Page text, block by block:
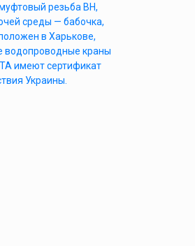
резьба ВН,
среды — бабочка,
в Харькове,
водопроводные краны
имеют сертификат
Украины.